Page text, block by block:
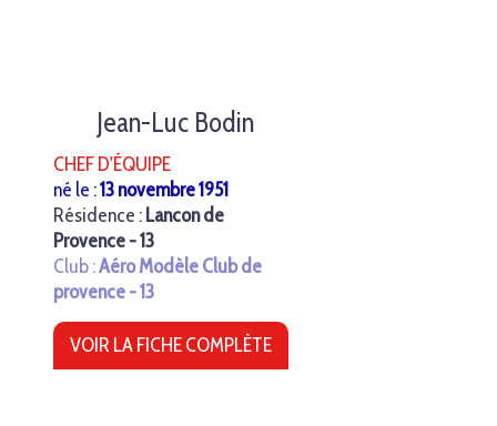
Jean-Luc Bodin
CHEF D'ÉQUIPE
né le :13 novembre 1951
Résidence :Lancon de
Provence - 13
Club :Aéro Modèle Club de
provence - 13
VOIR LA FICHE COMPLÈTE